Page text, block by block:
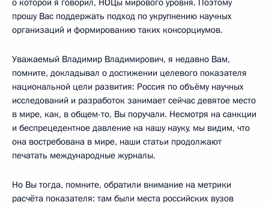
прошу Вас поддержать подход по укрупнению научных
организаций и формированию таких консорциумов.
Уважаемый Владимир Владимирович, я недавно Вам,
помните, докладывал о достижении целевого показателя
национальной цели развития: Россия по объёму научных
исследований и разработок занимает сейчас девятое место
в мире, как, в общем-то, Вы поручали. Несмотря на санкции
и беспрецедентное давление на нашу науку, мы видим, что
она востребована в мире, наши статьи продолжают
печатать международные журналы.
Но Вы тогда, помните, обратили внимание на метрики
расчёта показателя: там были места российских вузов